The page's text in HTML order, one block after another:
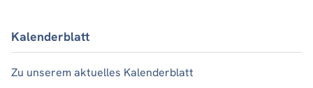
Kalenderblatt
Zu unserem aktuelles Kalenderblatt